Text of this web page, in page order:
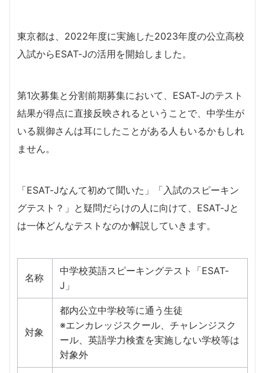
東京都は、2022年度に実施した2023年度の公立高校
入試からESAT-Jの活用を開始しました。
第1次募集と分割前期募集において、ESAT-Jのテスト
結果が得点に直接反映されるということで、中学生が
いる親御さんは耳にしたことがある人もいるかもしれ
ません。
「ESAT-Jなんて初めて聞いた」「入試のスピーキン
グテスト？」と疑問だらけの人に向けて、ESAT-Jと
は一体どんなテストなのか解説していきます。
名称
中学校英語スピーキングテスト「ESAT-
J」
対象
都内公⽴中学校等に通う生徒
※エンカレッジスクール、チャレンジスク
ール、英語学⼒検査を実施しない学校等は
対象外